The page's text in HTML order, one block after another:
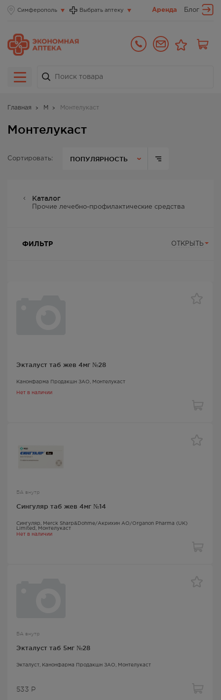
Симферополь Выбрать аптеку Аренда Блог
Главная М Монтелукаст
Монтелукаст
Сортировать: ПОПУЛЯРНОСТЬ
Каталог
Прочие лечебно-профилактические средства
ФИЛЬТР ОТКРЫТЬ
Экталуст таб жев 4мг №28
Канонфарма Продакшн ЗАО, Монтелукаст
Нет в наличии
БА внутр
Сингуляр таб жев 4мг №14
Сингуляр , Merck Sharp&Dohme/Акрихин АО/Organon Pharma (UK)
Limited, Монтелукаст
Нет в наличии
БА внутр
Экталуст таб 5мг №28
Экталуст, Канонфарма Продакшн ЗАО, Монтелукаст
533 Р